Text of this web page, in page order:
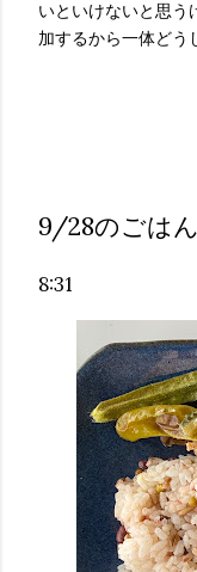
いといけないと思う
加するから一体どう
9/28のごはん
8:31